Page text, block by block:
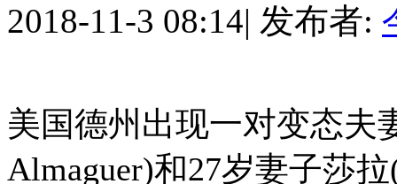
2018-11-3 08:14| 发布者:
美国德州出现一对变态夫
Almaguer)和27岁妻子莎